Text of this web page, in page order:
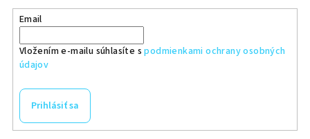
Email
Vložením e-mailu súhlasíte spodmienkami ochrany osobných
údajov
Prihlásiť sa